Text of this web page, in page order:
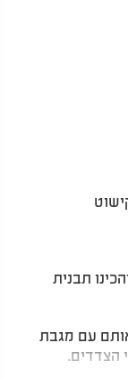
ל-200 מעלות והכינו תבנית
עם מגבת
הצדדים.